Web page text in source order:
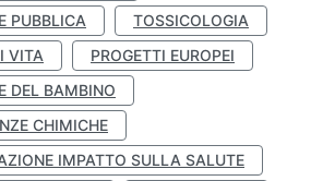
PUBBLICA
TOSSICOLOGIA
VITA
PROGETTI EUROPEI
DEL BAMBINO
CHIMICHE
IMPATTO SULLA SALUTE